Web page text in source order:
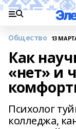
Общество 13
Как
«нет» и
Психолог
колледжа,